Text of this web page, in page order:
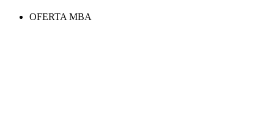
OFERTA MBA